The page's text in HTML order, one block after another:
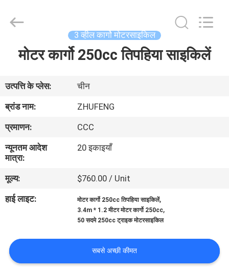
उत्पादों
हमारे
में
कारखाना
भ्रमण
गुणवत्ता
नियंत्रण
Motorcycle
Reserved.
3 व्हील कार्गो मोटरसाइकिल
मोटर कार्गो 250cc तिपहिया साइकिलें
उत्पत्ति के प्लेस:
चीन
ब्रांड नाम:
ZHUFENG
प्रमाणन:
CCC
न्यूनतम आदेश
मात्रा:
20 इकाइयाँ
मूल्य:
$760.00 / Unit
हाई लाइट:
मोटर कार्गो 250cc तिपहिया साइकिलें,
3.4m * 1.2 मीटर मोटर कार्गो 250cc,
50 सदमे 250cc ट्राइक मोटरसाइकिल
सबसे अच्छी कीमत